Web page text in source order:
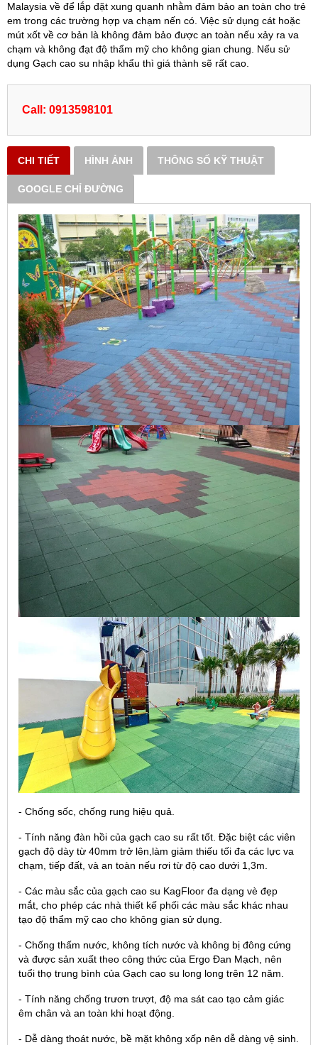
Malaysia về để lắp đặt xung quanh nhằm đảm bảo an toàn cho trẻ
em trong các trường hợp va chạm nến có. Việc sử dụng cát hoặc
mút xốt về cơ bản là không đảm bảo được an toàn nếu xảy ra va
chạm và không đạt độ thẩm mỹ cho không gian chung. Nếu sử
dụng Gạch cao su nhập khẩu thì giá thành sẽ rất cao.
Call: 0913598101
CHI TIẾT HÌNH ẢNH THÔNG SỐ KỸ THUẬT
GOOGLE CHỈ ĐƯỜNG
- Chống sốc, chống rung hiệu quả.
- Tính năng đàn hồi của gạch cao su rất tốt. Đặc biệt các viên
gạch độ dày từ 40mm trở lên,làm giảm thiếu tối đa các lực va
chạm, tiếp đất, và an toàn nếu rơi từ độ cao dưới 1,3m.
- Các màu sắc của gạch cao su KagFloor đa dạng vè đẹp
mắt, cho phép các nhà thiết kế phối các màu sắc khác nhau
tạo độ thẩm mỹ cao cho không gian sử dụng.
- Chống thấm nước, không tích nước và không bị đông cứng
và được sản xuất theo công thức của Ergo Đan Mạch, nên
tuổi thọ trung bình của Gạch cao su long long trên 12 năm.
- Tính năng chống trươn trượt, độ ma sát cao tạo cảm giác
êm chân và an toàn khi hoạt động.
- Dễ dàng thoát nước, bề mặt không xốp nên dễ dàng vệ sinh.